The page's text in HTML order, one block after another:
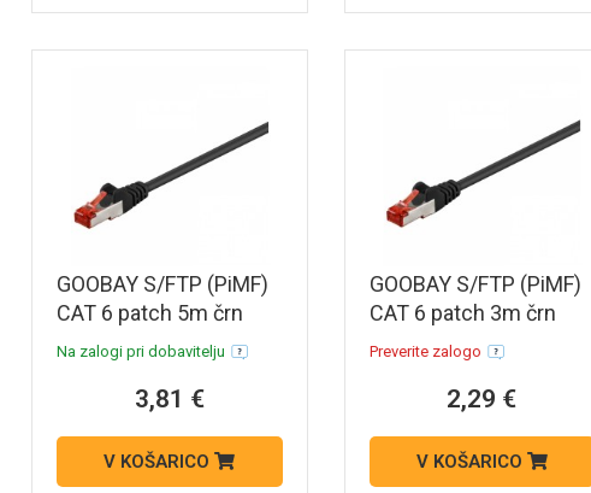
GOOBAY S/FTP (PiMF)
CAT 6 patch 5m črn
mrežni povezovalni
Na zalogi pri dobavitelju
3,81 €
V KOŠARICO
GOOBAY S/FTP (PiMF)
CAT 6 patch 3m črn
mrežni povezovalni
Preverite zalogo
2,29 €
V KOŠARICO